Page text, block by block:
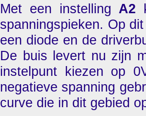
Met een instelling A2
spanningspieken. Op
een diode en de
De buis levert nu zijn
instelpunt kiezen op
negatieve spanning
curve die in dit gebied